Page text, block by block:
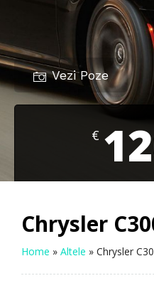
Vezi Poze
€
Chrysler
Home » Altele » Chrysler